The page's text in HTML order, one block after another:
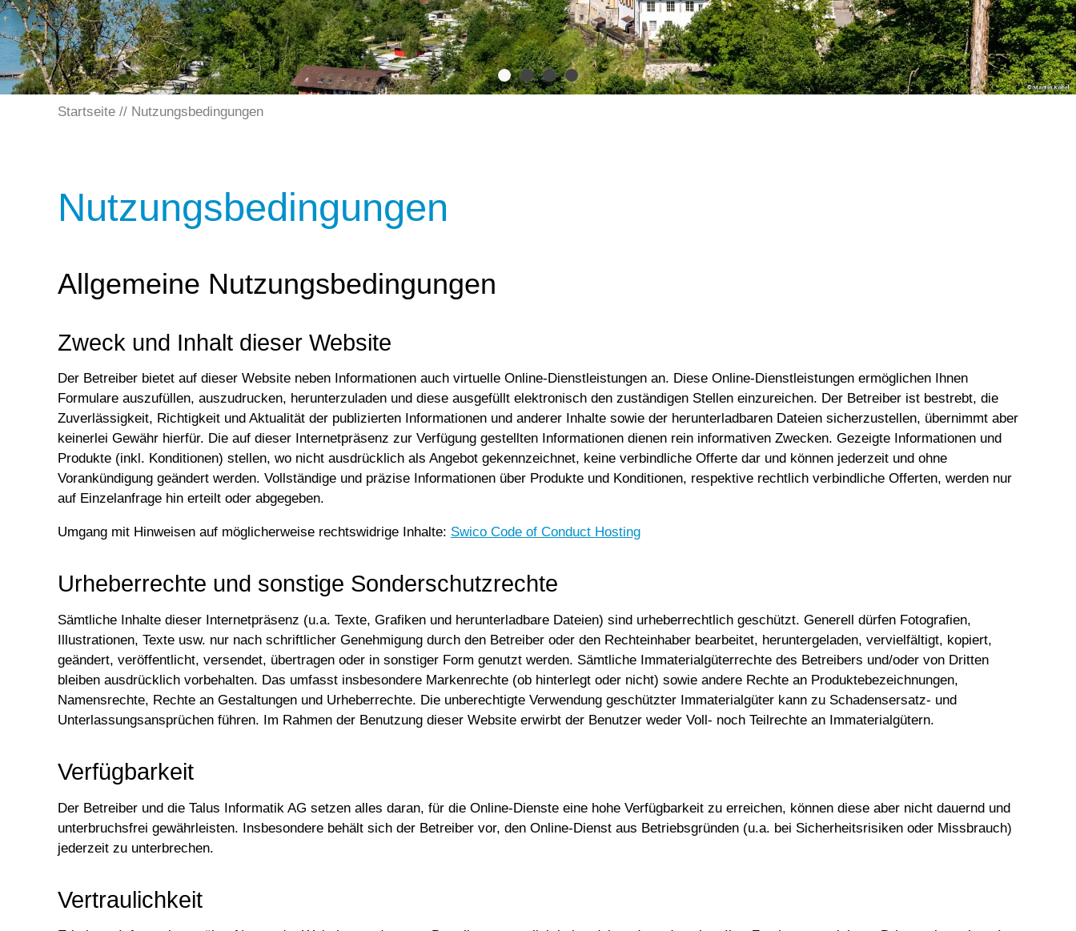
Startseite Nutzungsbedingungen
Nutzungsbedingungen
Allgemeine Nutzungsbedingungen
Zweck und Inhalt dieser Website
Der Betreiber bietet auf dieser Website neben Informationen auch virtuelle Online-Dienstleistungen an. Diese Online-Dienstleistungen ermöglichen Ihnen
Formulare auszufüllen, auszudrucken, herunterzuladen und diese ausgefüllt elektronisch den zuständigen Stellen einzureichen. Der Betreiber ist bestrebt, die
Zuverlässigkeit, Richtigkeit und Aktualität der publizierten Informationen und anderer Inhalte sowie der herunterladbaren Dateien sicherzustellen, übernimmt aber
keinerlei Gewähr hierfür. Die auf dieser Internetpräsenz zur Verfügung gestellten Informationen dienen rein informativen Zwecken. Gezeigte Informationen und
Produkte (inkl. Konditionen) stellen, wo nicht ausdrücklich als Angebot gekennzeichnet, keine verbindliche Offerte dar und können jederzeit und ohne
Vorankündigung geändert werden. Vollständige und präzise Informationen über Produkte und Konditionen, respektive rechtlich verbindliche Offerten, werden nur
auf Einzelanfrage hin erteilt oder abgegeben.
Umgang mit Hinweisen auf möglicherweise rechtswidrige Inhalte: Swico Code of Conduct Hosting
Urheberrechte und sonstige Sonderschutzrechte
Sämtliche Inhalte dieser Internetpräsenz (u.a. Texte, Grafiken und herunterladbare Dateien) sind urheberrechtlich geschützt. Generell dürfen Fotografien,
Illustrationen, Texte usw. nur nach schriftlicher Genehmigung durch den Betreiber oder den Rechteinhaber bearbeitet, heruntergeladen, vervielfältigt, kopiert,
geändert, veröffentlicht, versendet, übertragen oder in sonstiger Form genutzt werden. Sämtliche Immaterialgüterrechte des Betreibers und/oder von Dritten
bleiben ausdrücklich vorbehalten. Das umfasst insbesondere Markenrechte (ob hinterlegt oder nicht) sowie andere Rechte an Produktebezeichnungen,
Namensrechte, Rechte an Gestaltungen und Urheberrechte. Die unberechtigte Verwendung geschützter Immaterialgüter kann zu Schadensersatz- und
Unterlassungsansprüchen führen. Im Rahmen der Benutzung dieser Website erwirbt der Benutzer weder Voll- noch Teilrechte an Immaterialgütern.
Verfügbarkeit
Der Betreiber und die Talus Informatik AG setzen alles daran, für die Online-Dienste eine hohe Verfügbarkeit zu erreichen, können diese aber nicht dauernd und
unterbruchsfrei gewährleisten. Insbesondere behält sich der Betreiber vor, den Online-Dienst aus Betriebsgründen (u.a. bei Sicherheitsrisiken oder Missbrauch)
jederzeit zu unterbrechen.
Vertraulichkeit